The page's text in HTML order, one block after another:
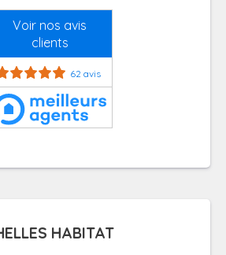
Voir nos avis
clients
62 avis
HABITAT